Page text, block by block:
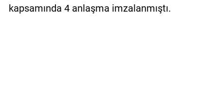
kapsamında 4 anlaşma imzalanmıştı.